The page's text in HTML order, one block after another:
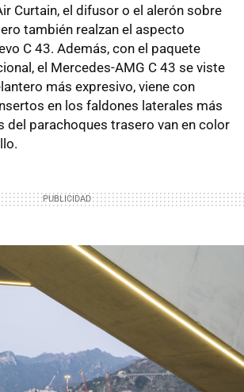
Curtain, el difusor o el alerón sobre
también realzan el aspecto
C 43. Además, con el paquete
el Mercedes-AMG C 43 se viste
más expresivo, viene con
en los faldones laterales más
del parachoques trasero van en color